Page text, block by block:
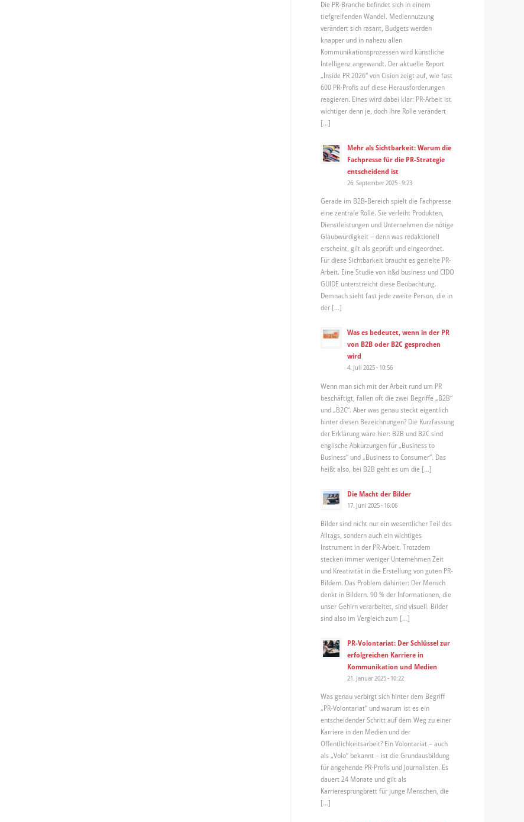
Die PR-Branche befindet sich in einem
tiefgreifenden Wandel. Mediennutzung
verändert sich rasant, Budgets werden
knapper und in nahezu allen
Kommunikationsprozessen wird künstliche
Intelligenz angewandt. Der aktuelle Report
„Inside PR 2026“ von Cision zeigt auf, wie fast
600 PR-Profis auf diese Herausforderungen
reagieren. Eines wird dabei klar: PR-Arbeit ist
wichtiger denn je, doch ihre Rolle verändert
[…]
Mehr als Sichtbarkeit: Warum die
Fachpresse für die PR-Strategie
entscheidend ist
26. September 2025 - 9:23
Gerade im B2B-Bereich spielt die Fachpresse
eine zentrale Rolle. Sie verleiht Produkten,
Dienstleistungen und Unternehmen die nötige
Glaubwürdigkeit – denn was redaktionell
erscheint, gilt als geprüft und eingeordnet.
Für diese Sichtbarkeit braucht es gezielte PR-
Arbeit. Eine Studie von it&d business und CIDO
GUIDE unterstreicht diese Beobachtung.
Demnach sieht fast jede zweite Person, die in
der […]
Was es bedeutet, wenn in der PR
von B2B oder B2C gesprochen
wird
4. Juli 2025 - 10:56
Wenn man sich mit der Arbeit rund um PR
beschäftigt, fallen oft die zwei Begriffe „B2B“
und „B2C“. Aber was genau steckt eigentlich
hinter diesen Bezeichnungen? Die Kurzfassung
der Erklärung wäre hier: B2B und B2C sind
englische Abkürzungen für „Business to
Business“ und „Business to Consumer“. Das
heißt also, bei B2B geht es um die […]
Die Macht der Bilder
17. Juni 2025 - 16:06
Bilder sind nicht nur ein wesentlicher Teil des
Alltags, sondern auch ein wichtiges
Instrument in der PR-Arbeit. Trotzdem
stecken immer weniger Unternehmen Zeit
und Kreativität in die Erstellung von guten PR-
Bildern. Das Problem dahinter: Der Mensch
denkt in Bildern. 90 % der Informationen, die
unser Gehirn verarbeitet, sind visuell. Bilder
sind also im Vergleich zum […]
PR-Volontariat: Der Schlüssel zur
erfolgreichen Karriere in
Kommunikation und Medien
21. Januar 2025 - 10:22
Was genau verbirgt sich hinter dem Begriff
„PR-Volontariat“ und warum ist es ein
entscheidender Schritt auf dem Weg zu einer
Karriere in den Medien und der
Öffentlichkeitsarbeit? Ein Volontariat – auch
als „Volo“ bekannt – ist die Grundausbildung
für angehende PR-Profis und Journalisten. Es
dauert 24 Monate und gilt als
Karrieresprungbrett für junge Menschen, die
[…]